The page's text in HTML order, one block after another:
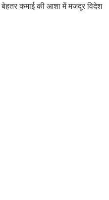
कमाई की आशा में मजदूर विदेश